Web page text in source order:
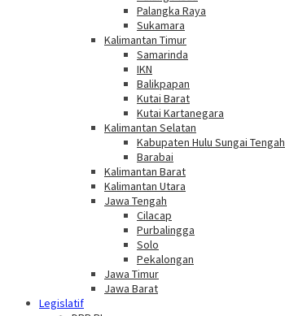
Palangka Raya
Sukamara
Kalimantan Timur
Samarinda
IKN
Balikpapan
Kutai Barat
Kutai Kartanegara
Kalimantan Selatan
Kabupaten Hulu Sungai Tengah
Barabai
Kalimantan Barat
Kalimantan Utara
Jawa Tengah
Cilacap
Purbalingga
Solo
Pekalongan
Jawa Timur
Jawa Barat
Legislatif